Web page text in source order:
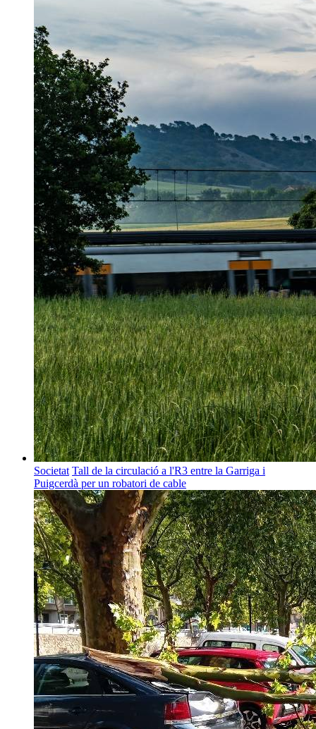
Societat Tall de la circulació a l'R3 entre la Garriga i
Puigcerdà per un robatori de cable